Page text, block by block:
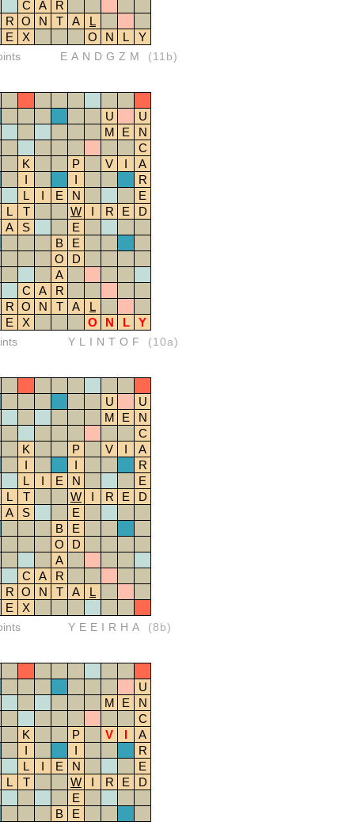
C A
R
R O N T A
L
E X O N L Y
EANDGZM (11b)
U
U
M
E
N
C
K
P V I
A
I
I
R
L I E N
E
L T W I R E
D
A S
E
B
E
O
D
A
C
A
R
R O N T A
L
E
X O N L Y
YLINTOF (10a)
U
U
M
E
N
C
K
P V I
A
I
I
R
L
I E N
E
L T W I R E
D
A S
E
B
E
O
D
A
C
A
R
R O N T A
L
E
X
YEEIRHA (8b)
U
M
E
N
C
K
P V I
A
I
I
R
L
I E N
E
L T W I R E
D
E
B
E